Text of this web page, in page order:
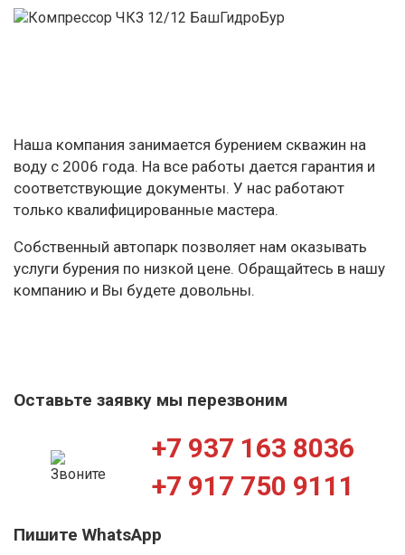
Наша компания занимается бурением скважин на
воду с 2006 года. На все работы дается гарантия и
соответствующие документы. У нас работают
только квалифицированные мастера.
Собственный автопарк позволяет нам оказывать
услуги бурения по низкой цене. Обращайтесь в нашу
компанию и Вы будете довольны.
Оставьте заявку мы перезвоним
+7 937 163 8036
+7 917 750 9111
Пишите WhatsApp